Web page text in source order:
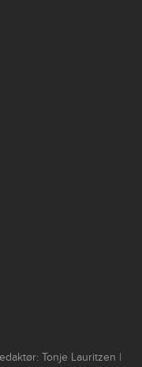
Tonje Lauritzen |